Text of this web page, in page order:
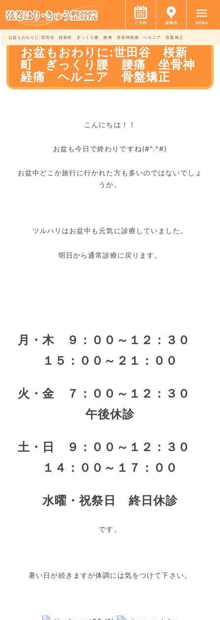
お盆もおわりに:世田谷 桜新町 ぎっくり腰 腰痛 坐骨神経痛 ヘルニア 骨盤矯正
お盆もおわりに:世田谷 桜新
町 ぎっくり腰 腰痛 坐骨神
経痛 ヘルニア 骨盤矯正
こんにちは！！
お盆も今日で終わりですね(#^.^#)
お盆中どこか旅行に行かれた方も多いのではないでしょ
うか。
ツルハリはお盆中も元気に診療していました。
明日から通常診療に戻ります。
月・木 ９：００～１２：３０
１５：００～２１：００
火・金 ７：００～１２：３０
午後休診
土・日 ９：００～１２：３０
１４：００～１７：００
水曜・祝祭日 終日休診
です。
暑い日が続きますが体調には気をつけて下さい。